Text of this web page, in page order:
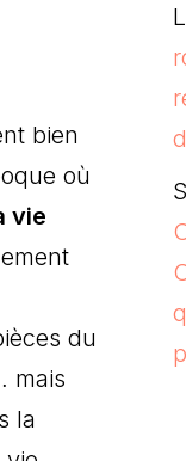
bien
où
vie
du
mais
la